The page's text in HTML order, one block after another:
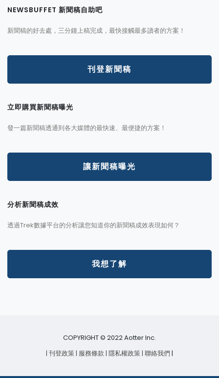
NEWSBUFFET 新聞稿自助吧
新聞稿的好去處，三分鐘上稿完成，最快接觸最多讀者的方案！
刊登新聞稿
立即購買新聞稿曝光
發一篇新聞稿透通到各大媒體的最快速、最便捷的方案！
讓新聞稿曝光
分析新聞稿成效
透過Trek數據平台的分析讓您知道你的新聞稿成效表現如何？
我想了解
COPYRIGHT © 2022 Aotter Inc.
| 刊登政策 | 服務條款 | 隱私權政策 | 聯絡我們 |